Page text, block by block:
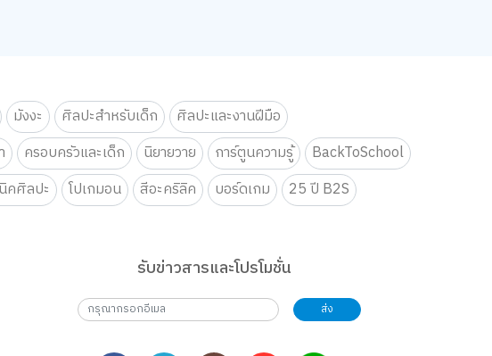
มังงะ ศิลปะสำหรับเด็ก
ศิลปะและงานฝีมือ
ครอบครัวและเด็ก นิยายวาย การ์ตูนความรู้
BackToSchool
คศิลปะ โปเกมอน สีอะคริลิค บอร์ดเกม 25 ปี B2S
รับข่าวสารและโปรโมชั่น
ส่ง